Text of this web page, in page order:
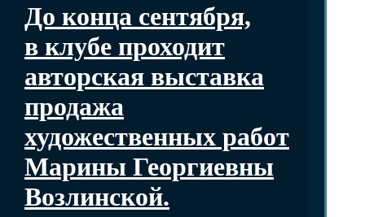
До конца сентября,
в клубе проходит
авторская выставка
продажа
художественных работ
Марины Георгиевны
Возлинской.